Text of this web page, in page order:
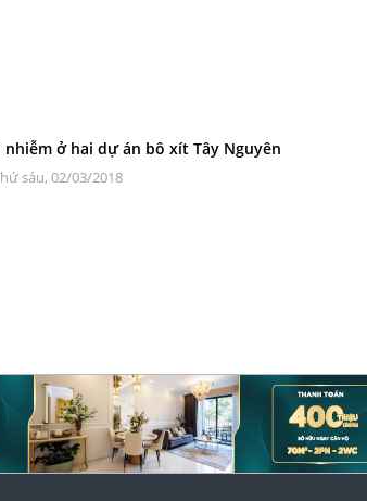
nhiễm ở hai dự án bô xít Tây Nguyên
sáu, 02/03/2018